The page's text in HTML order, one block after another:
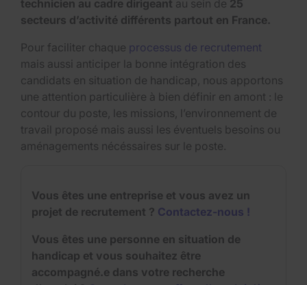
technicien au cadre dirigeant au sein de 25
secteurs d’activité différents partout en France.
Pour faciliter chaque processus de recrutement
mais aussi anticiper la bonne intégration des
candidats en situation de handicap, nous apportons
une attention particulière à bien définir en amont : le
contour du poste, les missions, l’environnement de
travail proposé mais aussi les éventuels besoins ou
aménagements nécéssaires sur le poste.
Vous êtes une entreprise et vous avez un
projet de recrutement ? Contactez-nous !
Vous êtes une personne en situation de
handicap et vous souhaitez être
accompagné.e dans votre recherche